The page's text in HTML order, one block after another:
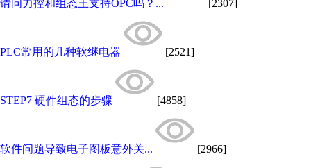
请问力控和组态王支持OPC吗？... [2307]
PLC常用的几种软继电器 [2521]
STEP7 硬件组态的步骤 [4858]
软件问题导致电子图板意外关... [2966]